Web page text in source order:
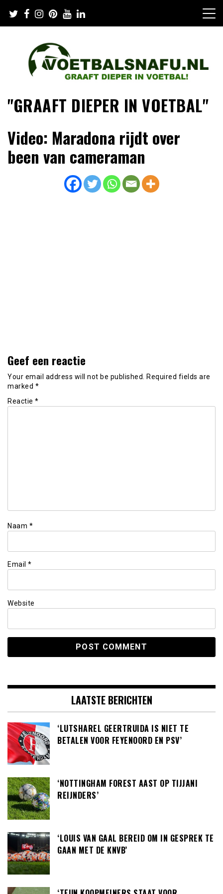
content
"GRAAFT DIEPER IN VOETBAL"
Video: Maradona rijdt over
been van cameraman
Geef een reactie
Your email address will not be published.
Required fields are
marked *
Reactie *
Naam *
Email *
Website
LAATSTE BERICHTEN
‘LUTSHAREL GEERTRUIDA IS NIET TE
BETALEN VOOR FEYENOORD EN PSV’
‘NOTTINGHAM FOREST AAST OP TIJJANI
REIJNDERS’
‘LOUIS VAN GAAL BEREID OM IN GESPREK TE
GAAN MET DE KNVB’